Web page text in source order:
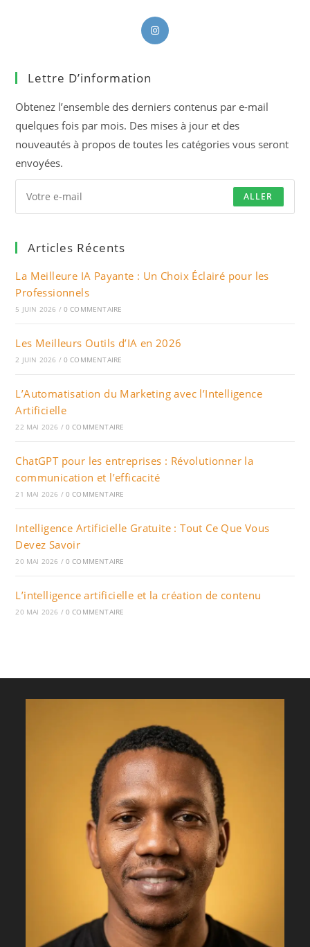
S’ouvre
Lettre D’information
Obtenez l’ensemble des derniers contenus par e-mail
quelques fois par mois. Des mises à jour et des
nouveautés à propos de toutes les catégories vous seront
envoyées.
ALLER
Articles Récents
La Meilleure IA Payante : Un Choix Éclairé pour les
Professionnels
5 JUIN 2026 / 0 COMMENTAIRE
Les Meilleurs Outils d’IA en 2026
2 JUIN 2026 / 0 COMMENTAIRE
L’Automatisation du Marketing avec l’Intelligence
Artificielle
22 MAI 2026 / 0 COMMENTAIRE
ChatGPT pour les entreprises : Révolutionner la
communication et l’efficacité
21 MAI 2026 / 0 COMMENTAIRE
Intelligence Artificielle Gratuite : Tout Ce Que Vous
Devez Savoir
20 MAI 2026 / 0 COMMENTAIRE
L’intelligence artificielle et la création de contenu
20 MAI 2026 / 0 COMMENTAIRE